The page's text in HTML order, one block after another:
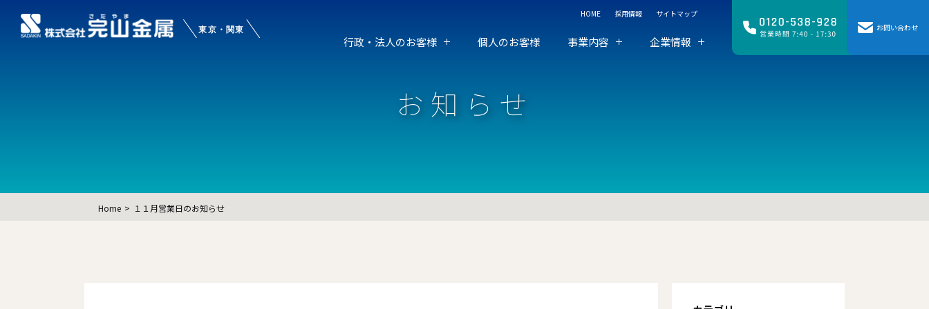
HOME 採用情報 サイトマップ
行政・法人のお客様 個人のお客様 事業内容 企業情報
お問い合わせ
お知らせ
Home １１月営業日のお知らせ